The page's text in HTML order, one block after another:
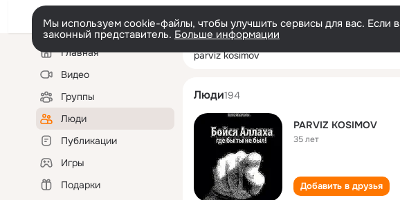
Мы используем cookie-файлы, чтобы улучшить сервисы для вас. Если
законный представитель. Больше информации
Левая
колонкаГлавная
Видео
Группы
Люди
Публикации
Игры
Подарки
parviz kosimov
Люди194
PARVIZ KOSIMOV
35 лет
Добавить в друзья